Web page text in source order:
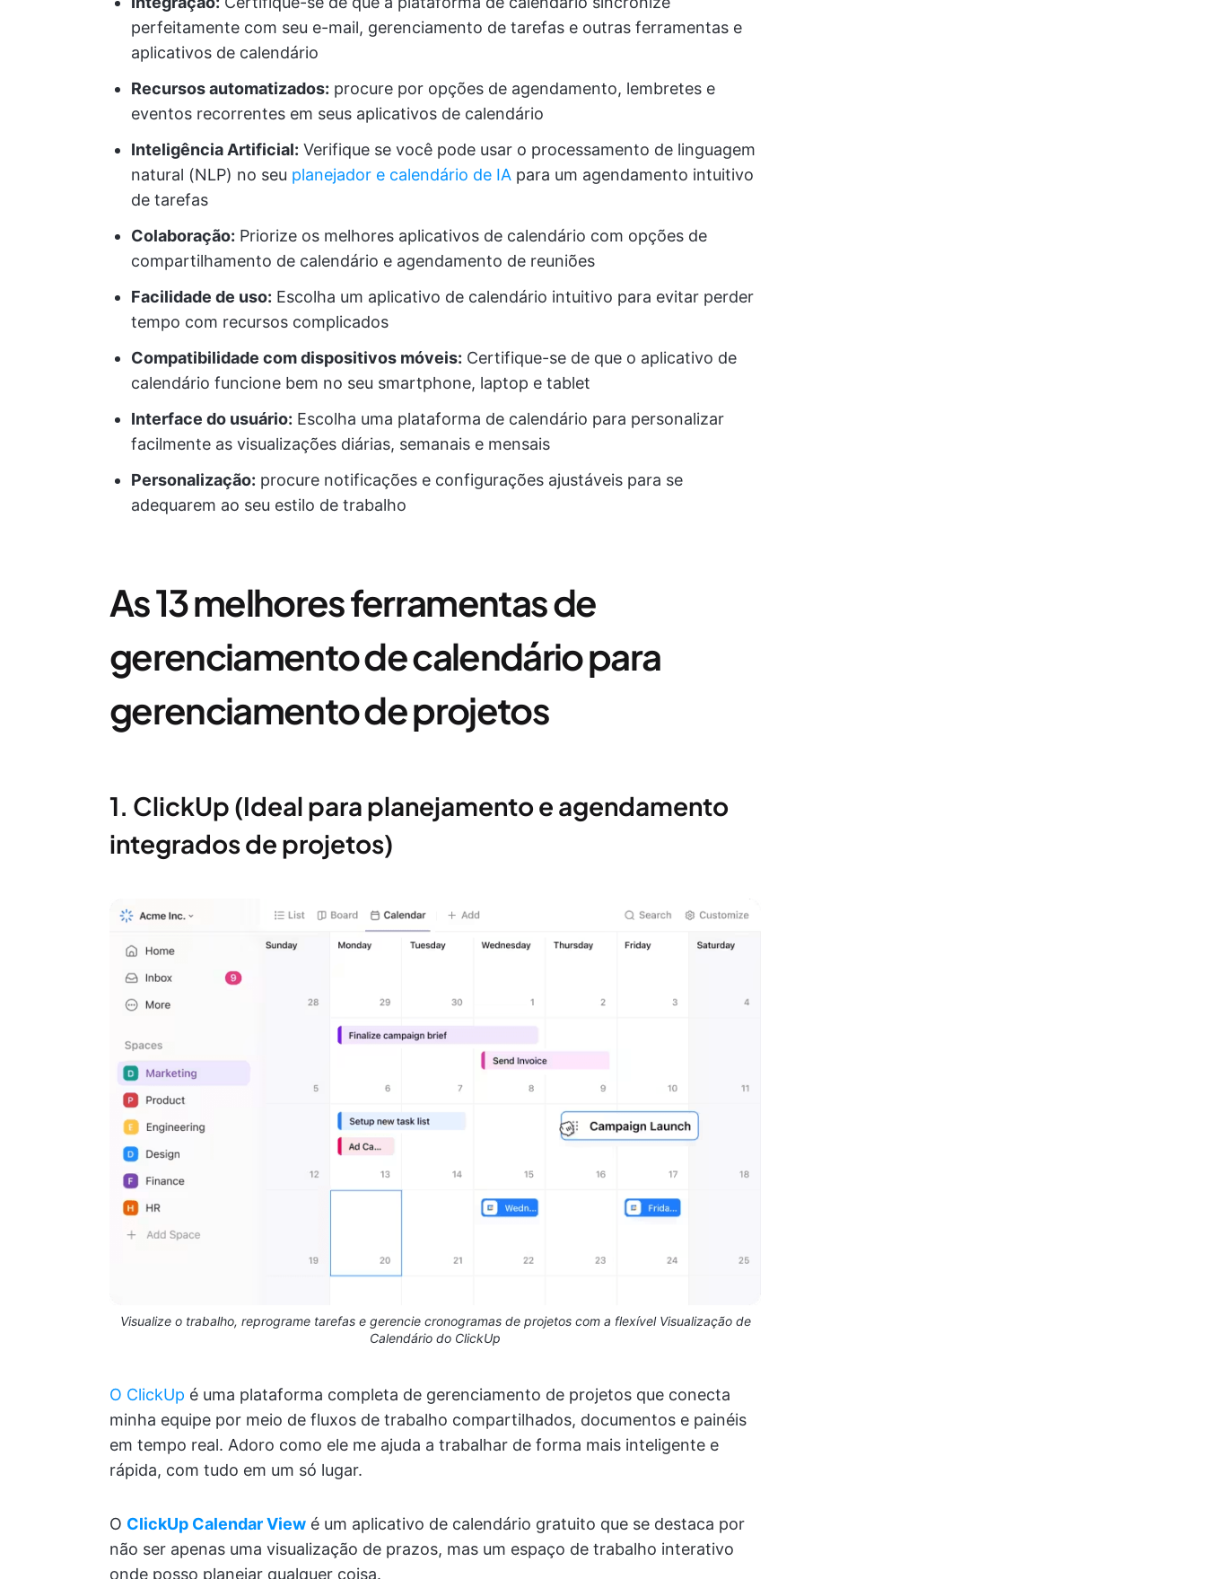
perfeitamente com seu e-mail, gerenciamento de tarefas e outras ferramentas e
aplicativos de calendário
Recursos automatizados: procure por opções de agendamento, lembretes e
eventos recorrentes em seus aplicativos de calendário
Inteligência Artificial: Verifique se você pode usar o processamento de linguagem
natural (NLP) no seu planejador e calendário de IA para um agendamento intuitivo
de tarefas
Colaboração: Priorize os melhores aplicativos de calendário com opções de
compartilhamento de calendário e agendamento de reuniões
Facilidade de uso: Escolha um aplicativo de calendário intuitivo para evitar perder
tempo com recursos complicados
Compatibilidade com dispositivos móveis: Certifique-se de que o aplicativo de
calendário funcione bem no seu smartphone, laptop e tablet
Interface do usuário: Escolha uma plataforma de calendário para personalizar
facilmente as visualizações diárias, semanais e mensais
Personalização: procure notificações e configurações ajustáveis para se
adequarem ao seu estilo de trabalho
As 13 melhores ferramentas de
gerenciamento de calendário para
gerenciamento de projetos
1. ClickUp (Ideal para planejamento e agendamento
integrados de projetos)
Visualize o trabalho, reprograme tarefas e gerencie cronogramas de projetos com a flexível Visualização de
Calendário do ClickUp
O ClickUp é uma plataforma completa de gerenciamento de projetos que conecta
minha equipe por meio de fluxos de trabalho compartilhados, documentos e painéis
em tempo real. Adoro como ele me ajuda a trabalhar de forma mais inteligente e
rápida, com tudo em um só lugar.
O ClickUp Calendar View é um aplicativo de calendário gratuito que se destaca por
não ser apenas uma visualização de prazos, mas um espaço de trabalho interativo
onde posso planejar qualquer coisa.